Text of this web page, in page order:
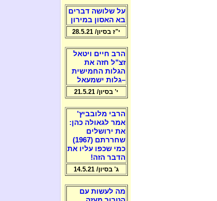
על שלושה דברים
בא האסון במירון
י"ז בסיון/ 28.5.21
הרב חיים ויטאל
זצ"ל חזה את
הגלות החמישית
–גלות ישמעאל
י' בסיון/ 21.5.21
הרבי מלובביץ'
אמר לגאולה כהן:
את ירושלים
שחררתם (1967)
כמי שכפו עליו את
הדבר הזה!
ג' בסיון/ 14.5.21
מה לעשות עם